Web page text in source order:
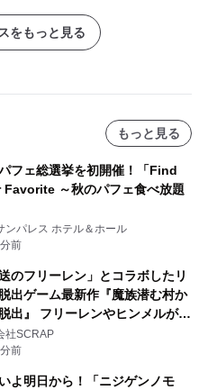
をもっと見る
もっと見る
フェ総選挙を初開催！「Find
Favorite ～秋のパフェ食べ放題
ンパレス ホテル＆ホール
前
送のフリーレン」とコラボしたリ
出ゲーム最新作『魔族潜む村か
出』 フリーレンやヒンメルが武
に魔族を見据える描き下ろしメ
ジュアル公開
社SCRAP
前
よ明日から！「ニジゲンノモ